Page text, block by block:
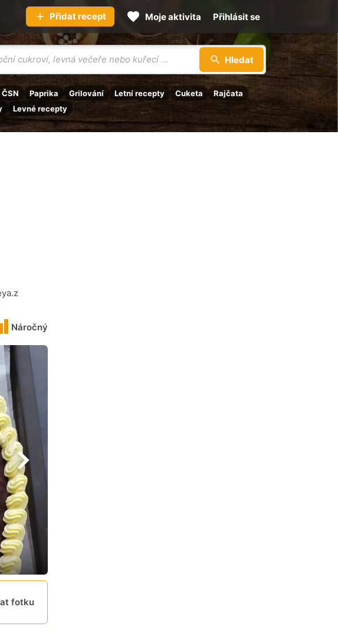
Hledat
Paprika Grilování Letní recepty Cuketa
Rajčata
Levné recepty
Přidat recept Moje aktivita Přihlásit se
Náročný
fotku